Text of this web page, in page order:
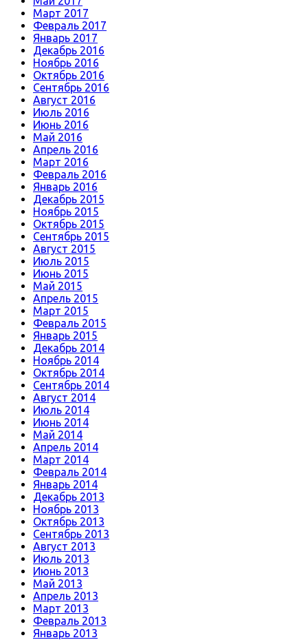
Март 2017
Февраль 2017
Январь 2017
Декабрь 2016
Ноябрь 2016
Октябрь 2016
Сентябрь 2016
Август 2016
Июль 2016
Июнь 2016
Май 2016
Апрель 2016
Март 2016
Февраль 2016
Январь 2016
Декабрь 2015
Ноябрь 2015
Октябрь 2015
Сентябрь 2015
Август 2015
Июль 2015
Июнь 2015
Май 2015
Апрель 2015
Март 2015
Февраль 2015
Январь 2015
Декабрь 2014
Ноябрь 2014
Октябрь 2014
Сентябрь 2014
Август 2014
Июль 2014
Июнь 2014
Май 2014
Апрель 2014
Март 2014
Февраль 2014
Январь 2014
Декабрь 2013
Ноябрь 2013
Октябрь 2013
Сентябрь 2013
Август 2013
Июль 2013
Июнь 2013
Май 2013
Апрель 2013
Март 2013
Февраль 2013
Январь 2013